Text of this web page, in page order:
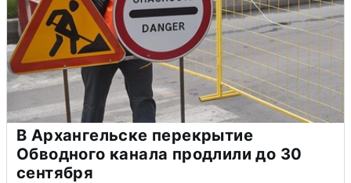
В Архангельске перекрытие
Обводного канала продлили до 30
сентября